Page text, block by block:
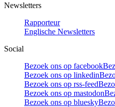
Newsletters
Rapporteur
Englische Newsletters
Social
Bezoek ons op facebook
Bezoek ons op linkedin
Bezoek ons op rss-feed
Bezoek ons op mastodon
Bezoek ons op bluesky